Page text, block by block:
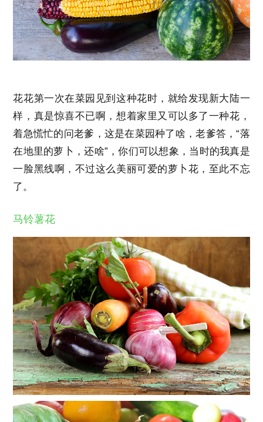
花花第一次在菜园见到这种花时，就给发现新大陆一
样，真是惊喜不已啊，想着家里又可以多了一种花，
着急慌忙的问老爹，这是在菜园种了啥，老爹答，“落
在地里的萝卜，还啥”，你们可以想象，当时的我真是
一脸黑线啊，不过这么美丽可爱的萝卜花，至此不忘
了。
马铃薯花